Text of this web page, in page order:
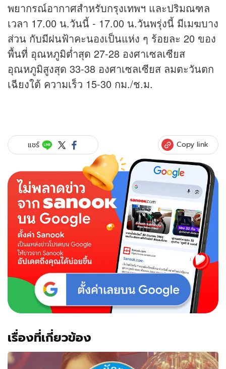
พยากรณ์อากาศสำหรับกรุงเทพฯ และปริมณฑล
เวลา 17.00 น.วันนี้ - 17.00 น.วันพรุ่งนี้ มีเมฆบาง
ส่วน กับมีฝนฟ้าคะนองเป็นแห่ง ๆ ร้อยละ 20 ของ
พื้นที่ อุณหภูมิต่ำสุด 27-28 องศาเซลเซียส
อุณหภูมิสูงสุด 33-38 องศาเซลเซียส ลมตะวันตก
เฉียงใต้ ความเร็ว 15-30 กม./ช.ม.
แชร์ Copy link
เรื่องที่เกี่ยวข้อง